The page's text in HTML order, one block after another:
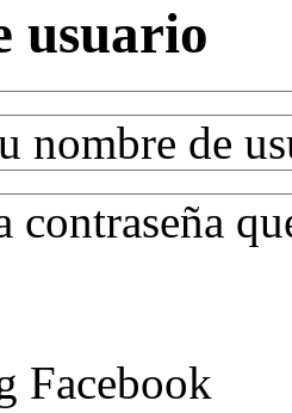
usuario
nombre de
contraseña
Facebook